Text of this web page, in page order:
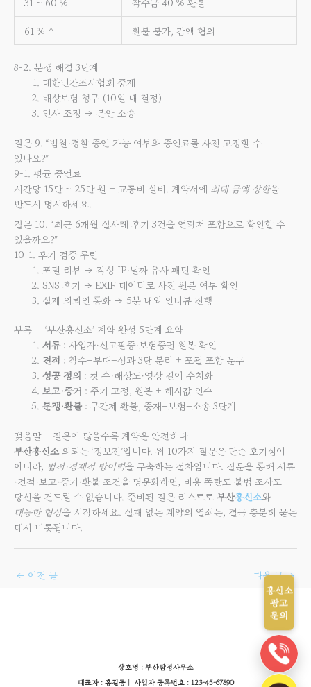
61 % ↑ 환불 불가, 감액 협의
8-2. 분쟁 해결 3단계
대한민간조사협회 중재
배상보험 청구 (10일 내 결정)
민사 조정 → 본안 소송
질문 9. “법원·경찰 증언 가능 여부와 증언료를 사전 고정할 수
있나요?”
9-1. 평균 증언료
시간당 15만 ~ 25만 원 + 교통비 실비. 계약서에 최대 금액 상한을
반드시 명시하세요.
질문 10. “최근 6개월 실사례 후기 3건을 연락처 포함으로 확인할 수
있을까요?”
10-1. 후기 검증 루틴
포털 리뷰 → 작성 IP·날짜 유사 패턴 확인
SNS 후기 → EXIF 데이터로 사진 원본 여부 확인
실제 의뢰인 통화 → 5분 내외 인터뷰 진행
부록 — ‘부산흥신소’ 계약 완성 5단계 요약
서류: 사업자·신고필증·보험증권 원본 확인
견적 : 착수–부대–성과 3단 분리 + 포괄 포함 문구
성공 정의 : 컷 수·해상도·영상 길이 수치화
보고·증거 : 주기 고정, 원본 + 해시값 인수
분쟁·환불 : 구간제 환불, 중재–보험–소송 3단계
맺음말 – 질문이 많을수록 계약은 안전하다
부산흥신소의뢰는 ‘정보전’입니다. 위 10가지 질문은 단순 호기심이
아니라, 법적·경제적 방어벽을 구축하는 절차입니다. 질문을 통해 서류
·견적·보고·증거·환불 조건을 명문화하면, 비용 폭탄도 불법 조사도
당신을 건드릴 수 없습니다. 준비된 질문 리스트로 부산흥신소와
대등한 협상을 시작하세요. 실패 없는 계약의 열쇠는, 결국 충분히 묻는
데서 비롯됩니다.
← 이전 글 다음 글→
상호명 : 부산탐정사무소
대표자 : 홍길동 | 사업자 등록번호 : 123-45-67890
흥신소
광고
문의